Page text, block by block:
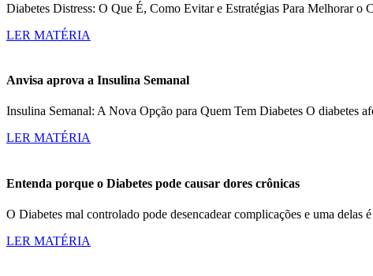
Diabetes Distress: O Que É, Como Evitar e Estratégias Para Melhorar
LER MATÉRIA
Anvisa aprova a Insulina Semanal
Insulina Semanal: A Nova Opção para Quem Tem Diabetes O diabetes
LER MATÉRIA
Entenda porque o Diabetes pode causar dores crônicas
O Diabetes mal controlado pode desencadear complicações e uma
LER MATÉRIA